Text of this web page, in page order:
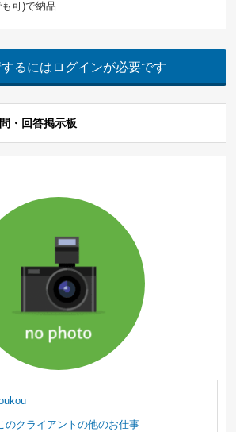
可)で納品
るにはログインが必要です
・回答掲示板
のクライアントの他のお仕事